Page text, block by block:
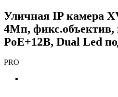
Уличная IP камера
4Мп, фикс.объектив,
PoE+12В, Dual Led
PRO